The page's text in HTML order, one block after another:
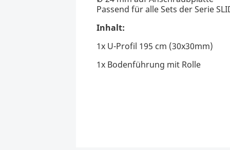
Passend für alle Sets der Serie
Inhalt:
1x U-Profil 195 cm (30x30mm)
1x Bodenführung mit Rolle